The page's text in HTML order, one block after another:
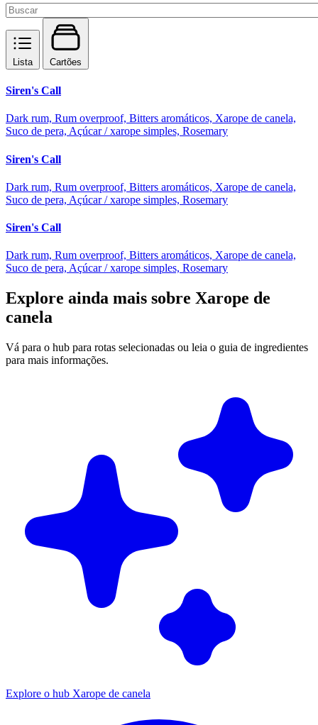
Lista Cartões
Siren's Call
Dark rum, Rum overproof, Bitters aromáticos, Xarope de canela,
Suco de pera, Açúcar / xarope simples, Rosemary
Siren's Call
Dark rum, Rum overproof, Bitters aromáticos, Xarope de canela,
Suco de pera, Açúcar / xarope simples, Rosemary
Siren's Call
Dark rum, Rum overproof, Bitters aromáticos, Xarope de canela,
Suco de pera, Açúcar / xarope simples, Rosemary
Explore ainda mais sobre Xarope de
canela
Vá para o hub para rotas selecionadas ou leia o guia de ingredientes
para mais informações.
Explore o hub Xarope de canela